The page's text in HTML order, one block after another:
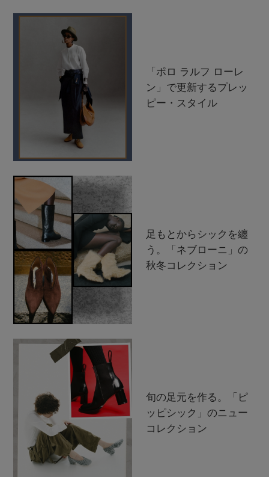
「ポロ ラルフ ローレ
ン」で更新するプレッ
ピー・スタイル
足もとからシックを纏
う。「ネブローニ」の
秋冬コレクション
旬の足元を作る。「ピ
ッピシック」のニュー
コレクション